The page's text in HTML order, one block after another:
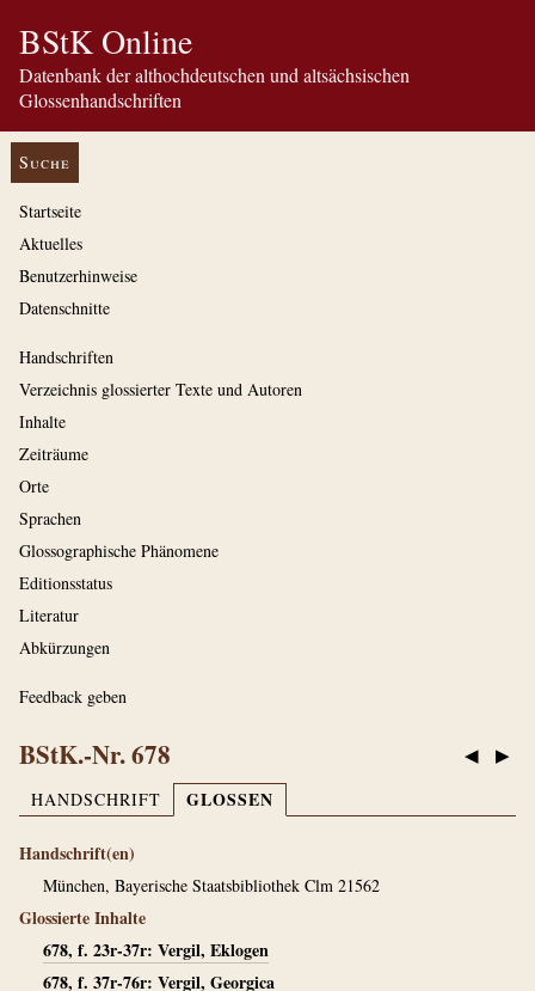
BStK Online
Datenbank der althochdeutschen und altsächsischen
Glossenhandschriften
Suche
Startseite
Aktuelles
Benutzerhinweise
Datenschnitte
Handschriften
Verzeichnis glossierter Texte und Autoren
Inhalte
Zeiträume
Orte
Sprachen
Glossographische Phänomene
Editionsstatus
Literatur
Abkürzungen
Feedback geben
◀ ▶
BStK.-Nr. 678
HANDSCHRIFT GLOSSEN
Handschrift(en)
München, Bayerische Staatsbibliothek Clm 21562
Glossierte Inhalte
678, f. 23r-37r: Vergil, Eklogen
678, f. 37r-76r: Vergil, Georgica